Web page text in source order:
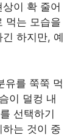
이 확 줄어
먹는 모습을
하지만, 예
유를 쭉쭉 먹
이 덜컹 내
선택하기
는 것이 중